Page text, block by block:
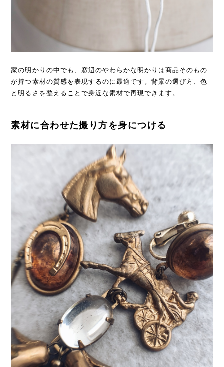
家の明かりの中でも、窓辺のやわらかな明かりは商品そのもの
が持つ素材の質感を表現するのに最適です。背景の選び方、色
と明るさを整えることで身近な素材で再現できます。
素材に合わせた撮り方を身につける